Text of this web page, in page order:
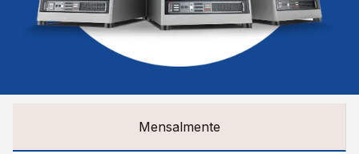
Mensalmente